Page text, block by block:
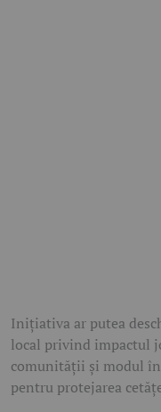
Inițiativa ar putea
local privind impactul
comunității și modul
pentru protejarea